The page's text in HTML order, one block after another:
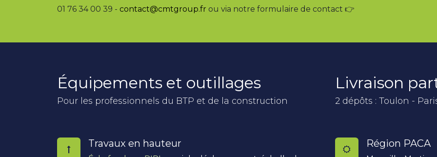
01 76 34 00 39 - contact@cmtgroup.fr ou via notre formulaire de contact 👉
Équipements et outillages
Pour les professionnels du BTP et de la construction
Travaux en hauteur
Livraison
2 dépôts : Toulon -
Région PACA